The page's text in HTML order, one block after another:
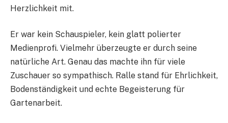
Herzlichkeit mit.
Er war kein Schauspieler, kein glatt polierter
Medienprofi. Vielmehr überzeugte er durch seine
natürliche Art. Genau das machte ihn für viele
Zuschauer so sympathisch. Ralle stand für Ehrlichkeit,
Bodenständigkeit und echte Begeisterung für
Gartenarbeit.